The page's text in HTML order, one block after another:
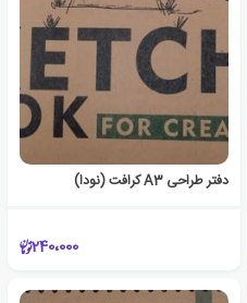
دفتر طراحی A3 کرافت (نودا)
240،000